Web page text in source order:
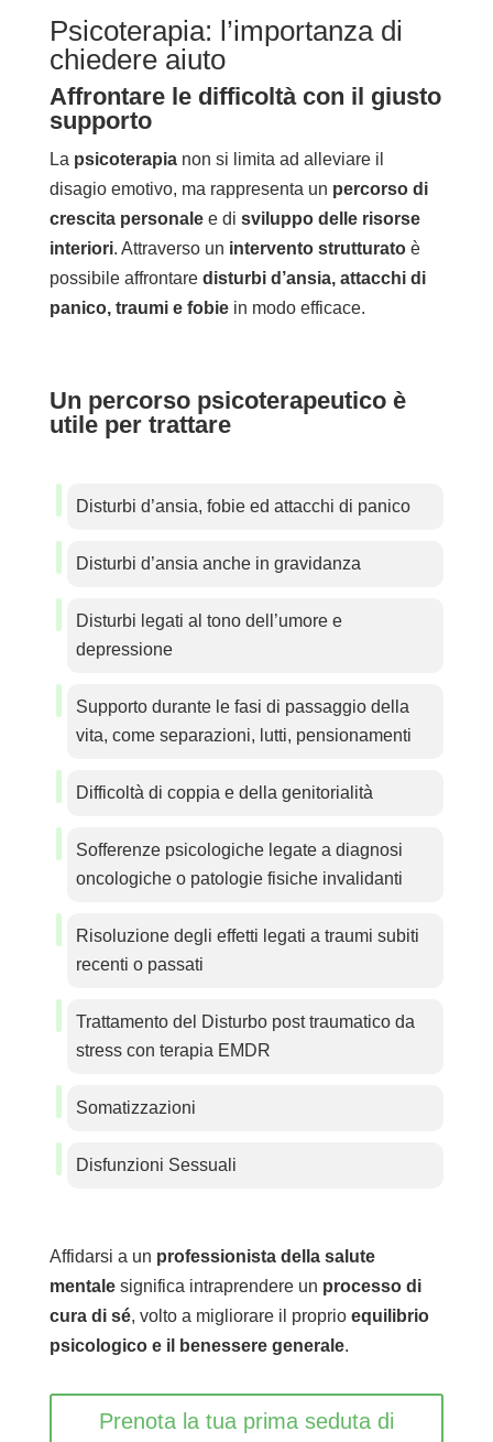
Psicoterapia: l’importanza di
chiedere aiuto
Affrontare le difficoltà con il giusto
supporto
La psicoterapianon si limita ad alleviare il
disagio emotivo, ma rappresenta un percorso di
crescita personalee di sviluppo delle risorse
interiori. Attraverso un intervento strutturato è
possibile affrontare disturbi d’ansia, attacchi di
panico, traumi e fobiein modo efficace.
Un percorso psicoterapeutico è
utile per trattare
Disturbi d’ansia, fobie ed attacchi di panico
Disturbi d’ansia anche in gravidanza
Disturbi legati al tono dell’umore e
depressione
Supporto durante le fasi di passaggio della
vita, come separazioni, lutti, pensionamenti
Difficoltà di coppia e della genitorialità
Sofferenze psicologiche legate a diagnosi
oncologiche o patologie fisiche invalidanti
Risoluzione degli effetti legati a traumi subiti
recenti o passati
Trattamento del Disturbo post traumatico da
stress con terapia EMDR
Somatizzazioni
Disfunzioni Sessuali
Affidarsi a un professionista della salute
mentalesignifica intraprendere un processo di
cura di sé, volto a migliorare il proprio equilibrio
psicologico e il benessere generale.
Prenota la tua prima seduta di